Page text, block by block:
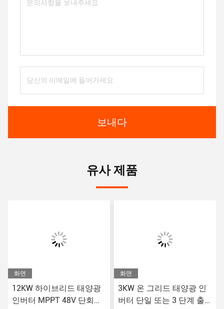
보내다
유사 제품
화면
12KW 하이브리드 태양광
인버터 MPPT 48V 단회로
화면
3KW 온 그리드 태양광 인
버터 단일 또는 3 단계 출